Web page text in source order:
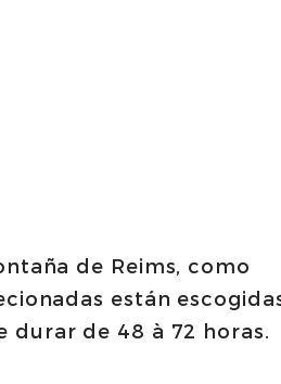
de Reims, como
están
de 48 à 72 horas.